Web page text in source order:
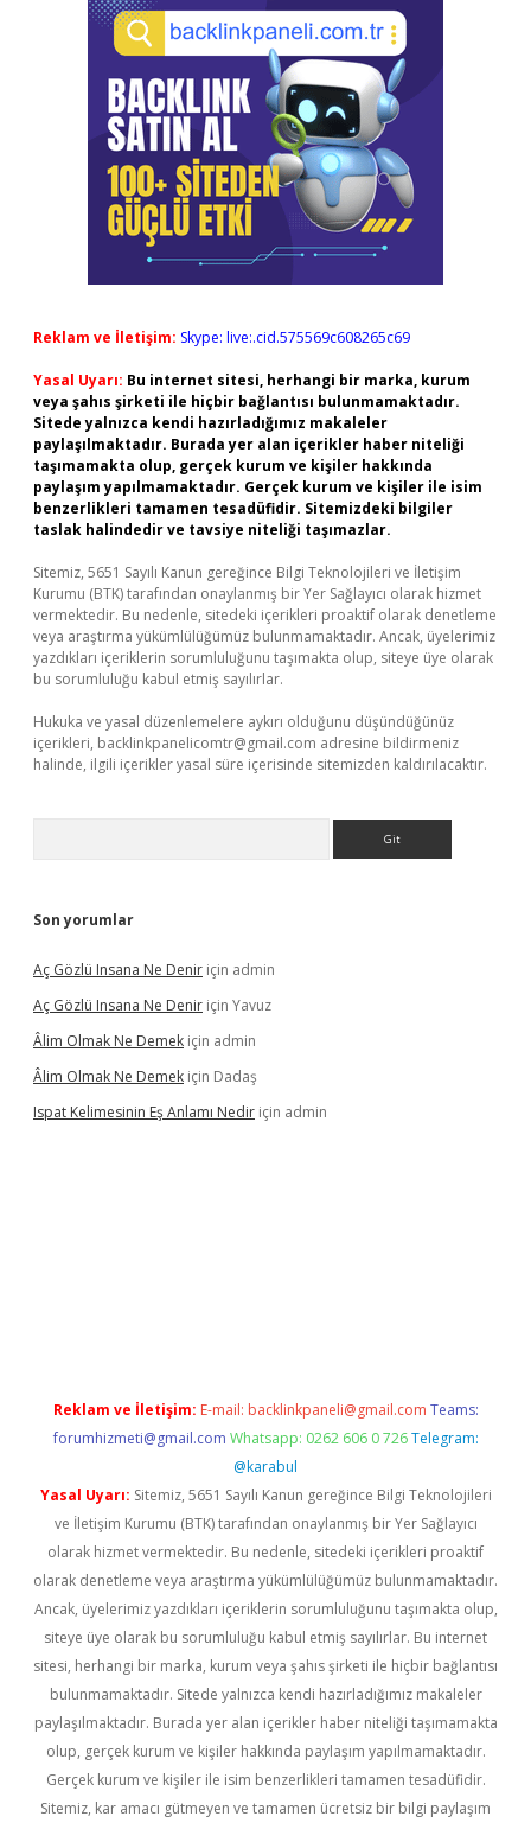
Reklam ve İletişim: Skype: live:.cid.575569c608265c69
Yasal Uyarı: Bu internet sitesi, herhangi bir marka, kurum
veya şahıs şirketi ile hiçbir bağlantısı bulunmamaktadır.
Sitede yalnızca kendi hazırladığımız makaleler
paylaşılmaktadır. Burada yer alan içerikler haber niteliği
taşımamakta olup, gerçek kurum ve kişiler hakkında
paylaşım yapılmamaktadır. Gerçek kurum ve kişiler ile isim
benzerlikleri tamamen tesadüfidir. Sitemizdeki bilgiler
taslak halindedir ve tavsiye niteliği taşımazlar.
Sitemiz, 5651 Sayılı Kanun gereğince Bilgi Teknolojileri ve İletişim
Kurumu (BTK) tarafından onaylanmış bir Yer Sağlayıcı olarak hizmet
vermektedir. Bu nedenle, sitedeki içerikleri proaktif olarak denetleme
veya araştırma yükümlülüğümüz bulunmamaktadır. Ancak, üyelerimiz
yazdıkları içeriklerin sorumluluğunu taşımakta olup, siteye üye olarak
bu sorumluluğu kabul etmiş sayılırlar.
Hukuka ve yasal düzenlemelere aykırı olduğunu düşündüğünüz
içerikleri, backlinkpanelicomtr@gmail.com adresine bildirmeniz
halinde, ilgili içerikler yasal süre içerisinde sitemizden kaldırılacaktır.
Son yorumlar
Aç Gözlü Insana Ne Denir için admin
Aç Gözlü Insana Ne Denir için Yavuz
Âlim Olmak Ne Demek için admin
Âlim Olmak Ne Demek için Dadaş
Ispat Kelimesinin Eş Anlamı Nedir için admin
Reklam ve İletişim: E-mail: backlinkpaneli@gmail.com Teams:
forumhizmeti@gmail.com Whatsapp: 0262 606 0 726 Telegram:
@karabul
Yasal Uyarı: Sitemiz, 5651 Sayılı Kanun gereğince Bilgi Teknolojileri
ve İletişim Kurumu (BTK) tarafından onaylanmış bir Yer Sağlayıcı
olarak hizmet vermektedir. Bu nedenle, sitedeki içerikleri proaktif
olarak denetleme veya araştırma yükümlülüğümüz bulunmamaktadır.
Ancak, üyelerimiz yazdıkları içeriklerin sorumluluğunu taşımakta olup,
siteye üye olarak bu sorumluluğu kabul etmiş sayılırlar. Bu internet
sitesi, herhangi bir marka, kurum veya şahıs şirketi ile hiçbir bağlantısı
bulunmamaktadır. Sitede yalnızca kendi hazırladığımız makaleler
paylaşılmaktadır. Burada yer alan içerikler haber niteliği taşımamakta
olup, gerçek kurum ve kişiler hakkında paylaşım yapılmamaktadır.
Gerçek kurum ve kişiler ile isim benzerlikleri tamamen tesadüfidir.
Sitemiz, kar amacı gütmeyen ve tamamen ücretsiz bir bilgi paylaşım